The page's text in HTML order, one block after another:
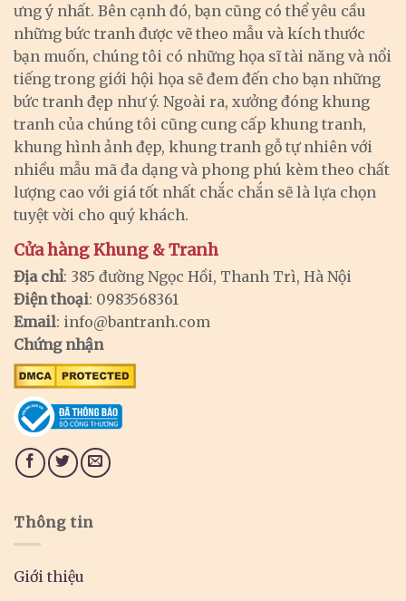
ưng ý nhất. Bên cạnh đó, bạn cũng có thể yêu cầu
những bức tranh được vẽ theo mẫu và kích thước
bạn muốn, chúng tôi có những họa sĩ tài năng và nổi
tiếng trong giới hội họa sẽ đem đến cho bạn những
bức tranh đẹp như ý. Ngoài ra, xưởng đóng khung
tranh của chúng tôi cũng cung cấp khung tranh,
khung hình ảnh đẹp, khung tranh gỗ tự nhiên với
nhiều mẫu mã đa dạng và phong phú kèm theo chất
lượng cao với giá tốt nhất chắc chắn sẽ là lựa chọn
tuyệt vời cho quý khách.
Cửa hàng Khung & Tranh
Địa chỉ: 385 đường Ngọc Hồi, Thanh Trì, Hà Nội
Điện thoại: 0983568361
Email: info@bantranh.com
Chứng nhận
Thông tin
Giới thiệu